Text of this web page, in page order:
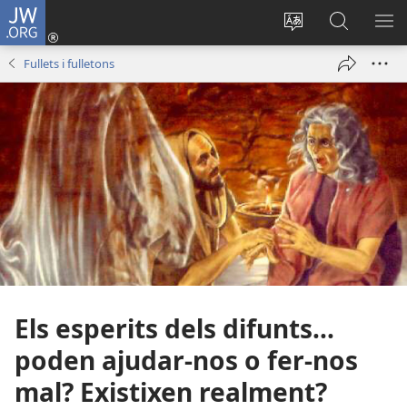
JW.ORG
Canviar
l'idioma
Iniciar
sessió
una
finestra
nova)
Busca
a
JW.ORG
Fullets i fulletons
Els esperits dels difunts...
poden ajudar-nos o fer-nos
mal? Existixen realment?